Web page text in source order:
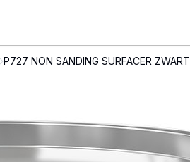
P727 NON SANDING SURFACER ZWART